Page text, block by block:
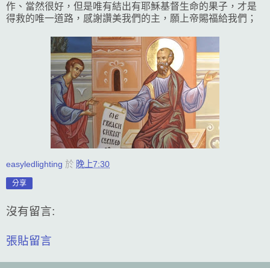
作、當然很好，但是唯有結出有耶穌基督生命的果子，才是
得救的唯一道路，感謝讚美我們的主，願上帝賜福給我們；
easyledlighting 於 晚上7:30
分享
沒有留言:
張貼留言